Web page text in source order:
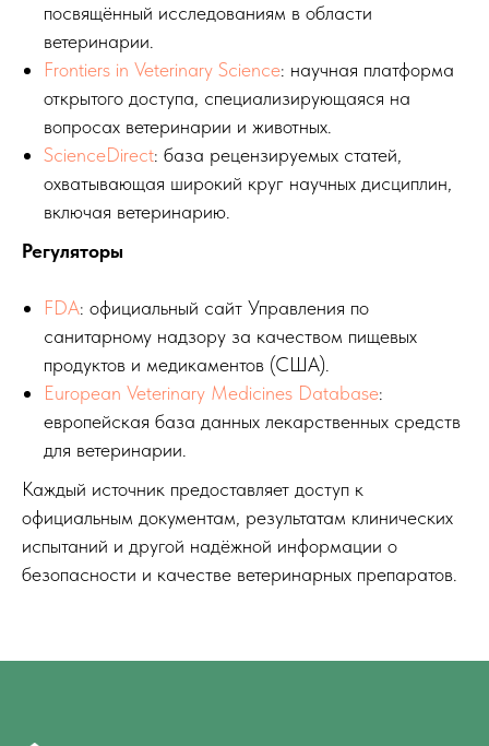
посвящённый исследованиям в области
ветеринарии.
Frontiers in Veterinary Science: научная платформа
открытого доступа, специализирующаяся на
вопросах ветеринарии и животных.
ScienceDirect: база рецензируемых статей,
охватывающая широкий круг научных дисциплин,
включая ветеринарию.
Регуляторы
FDA: официальный сайт Управления по
санитарному надзору за качеством пищевых
продуктов и медикаментов (США).
European Veterinary Medicines Database:
европейская база данных лекарственных средств
для ветеринарии.
Каждый источник предоставляет доступ к
официальным документам, результатам клинических
испытаний и другой надёжной информации о
безопасности и качестве ветеринарных препаратов.